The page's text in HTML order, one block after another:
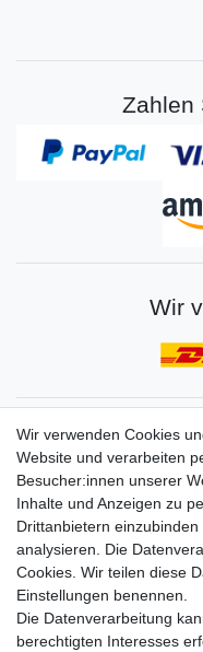
Zahlen
Wir
Gerne halten
VORNAME
Newsletter
Honig
Hiermit bestätige ich, dass ich
Einwilligung kann ich jederzeit
Wir verwenden Cookies
Website und verarbeiten
Besucher:innen unserer
Inhalte und Anzeigen zu
Drittanbietern
analysieren. Die
Cookies. Wir teilen diese
Einstellungen benennen.
Die Datenverarbeitung
berechtigten Interesses